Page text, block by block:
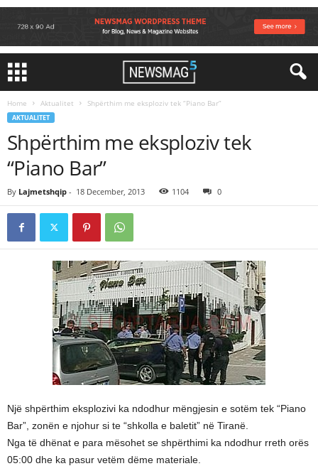
Home Aktualitet Shpërthim me eksploziv tek “Piano Bar”
AKTUALITET
Shpërthim me eksploziv tek
“Piano Bar”
By Lajmetshqip - 18 December, 2013 1104 0
Një shpërthim eksplozivi ka ndodhur mëngjesin e sotëm tek “Piano
Bar”, zonën e njohur si te “shkolla e baletit” në Tiranë.
Nga të dhënat e para mësohet se shpërthimi ka ndodhur rreth orës
05:00 dhe ka pasur vetëm dëme materiale.